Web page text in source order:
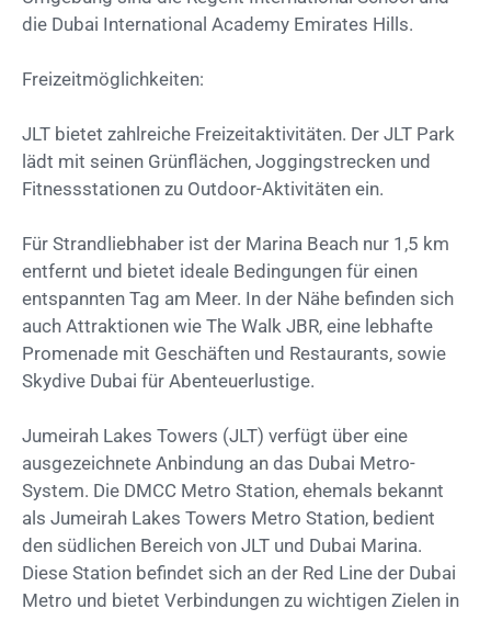
die Dubai International Academy Emirates Hills.​
Freizeitmöglichkeiten:
JLT bietet zahlreiche Freizeitaktivitäten. Der JLT Park
lädt mit seinen Grünflächen, Joggingstrecken und
Fitnessstationen zu Outdoor-Aktivitäten ein.
Für Strandliebhaber ist der Marina Beach nur 1,5 km
entfernt und bietet ideale Bedingungen für einen
entspannten Tag am Meer. In der Nähe befinden sich
auch Attraktionen wie The Walk JBR, eine lebhafte
Promenade mit Geschäften und Restaurants, sowie
Skydive Dubai für Abenteuerlustige.
Jumeirah Lakes Towers (JLT) verfügt über eine
ausgezeichnete Anbindung an das Dubai Metro-
System. Die DMCC Metro Station, ehemals bekannt
als Jumeirah Lakes Towers Metro Station, bedient
den südlichen Bereich von JLT und Dubai Marina.
Diese Station befindet sich an der Red Line der Dubai
Metro und bietet Verbindungen zu wichtigen Zielen in